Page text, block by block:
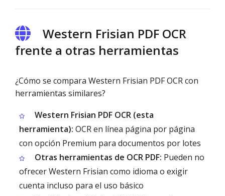
Western Frisian PDF OCR
frente a otras herramientas
¿Cómo se compara Western Frisian PDF OCR con
herramientas similares?
Western Frisian PDF OCR (esta
herramienta): OCR en línea página por página
con opción Premium para documentos por lotes
Otras herramientas de OCR PDF: Pueden no
ofrecer Western Frisian como idioma o exigir
cuenta incluso para el uso básico